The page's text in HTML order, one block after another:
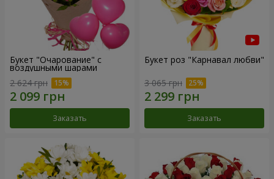
Букет "Очарование" с
воздушными шарами
2 624 грн
Заказать
Букет роз "Карнавал любви"
3 065 грн
Заказать